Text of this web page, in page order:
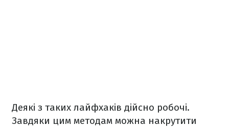
Деякі з таких лайфхаків дійсно робочі.
Завдяки цим методам можна накрутити